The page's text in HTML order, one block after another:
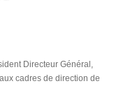
Directeur Général,
cadres de direction de